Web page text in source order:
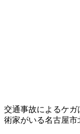
交通事故によるケ
術家がいる名古屋市